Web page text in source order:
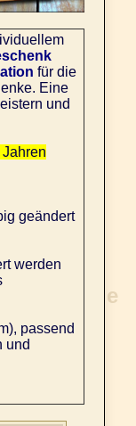
für die
Eine
und
Jahren
geändert
werden
passend
und